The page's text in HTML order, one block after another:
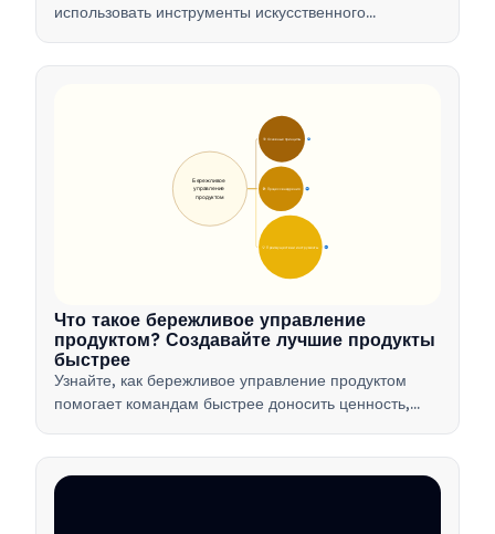
использовать инструменты искусственного
🎯 Основные принципы 9
🛠️ Процесс внедрения
💡 Преимущества и инструменты
Бережливое
управление
продуктом
Что такое бережливое управление
продуктом? Создавайте лучшие продукты
быстрее
Узнайте, как бережливое управление продуктом
помогает командам быстрее доносить ценность,